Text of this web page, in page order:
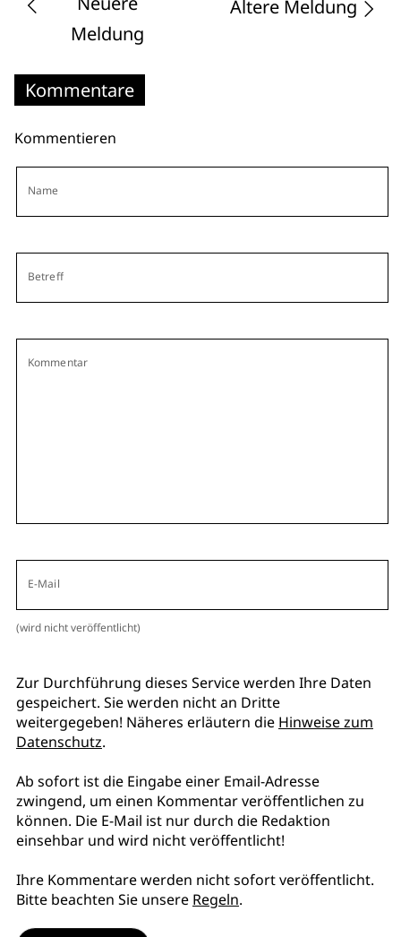
Meldung
Ältere Meldung
Kommentare
Kommentieren
Name
Betreff
Kommentar
E-Mail
(wird nicht veröffentlicht)
Zur Durchführung dieses Service werden Ihre Daten
gespeichert. Sie werden nicht an Dritte
weitergegeben! Näheres erläutern die Hinweise zum
Datenschutz.
Ab sofort ist die Eingabe einer Email-Adresse
zwingend, um einen Kommentar veröffentlichen zu
können. Die E-Mail ist nur durch die Redaktion
einsehbar und wird nicht veröffentlicht!
Ihre Kommentare werden nicht sofort veröffentlicht.
Bitte beachten Sie unsere Regeln.